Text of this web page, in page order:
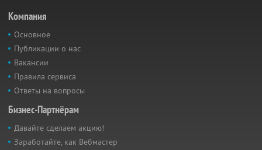
Компания
Основное
Публикации о нас
Вакансии
Правила сервиса
Ответы на вопросы
Бизнес-Партнёрам
Давайте сделаем акцию!
Заработайте, как Вебмастер